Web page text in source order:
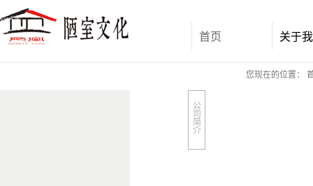
首页 关于
您现在的位置：
公
司
简
介